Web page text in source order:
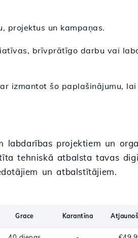
projektus un kampaņas.
brīvprātīgo darbu vai
izmantot šo paplašinājumu,
labdarības projektiem un
tehniskā atbalsta tavas
un atbalstītājiem.
Grace Karantīna